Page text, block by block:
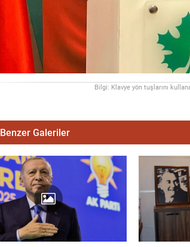
Bilgi: Klavye yön tuşlarını
Benzer Galeriler